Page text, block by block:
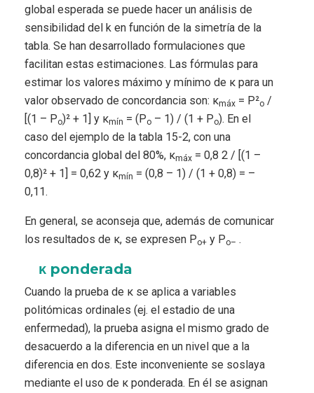
global esperada se puede hacer un análisis de
sensibilidad del k en función de la simetría de la
tabla. Se han desarrollado formulaciones que
facilitan estas estimaciones. Las fórmulas para
estimar los valores máximo y mínimo de κ para un
valor observado de concordancia son: κmáx = P²o /
[(1 – Po)² + 1] y κmín = (Po – 1) / (1 + Po). En el
caso del ejemplo de la tabla 15-2, con una
concordancia global del 80%, κmáx = 0,8 2 / [(1 –
0,8)² + 1] = 0,62 y κmín = (0,8 – 1) / (1 + 0,8) = –
0,11.
En general, se aconseja que, además de comunicar
los resultados de κ, se expresen Po+ y Po– .
κ ponderada
Cuando la prueba de κ se aplica a variables
politómicas ordinales (ej. el estadio de una
enfermedad), la prueba asigna el mismo grado de
desacuerdo a la diferencia en un nivel que a la
diferencia en dos. Este inconveniente se soslaya
mediante el uso de κ ponderada. En él se asignan